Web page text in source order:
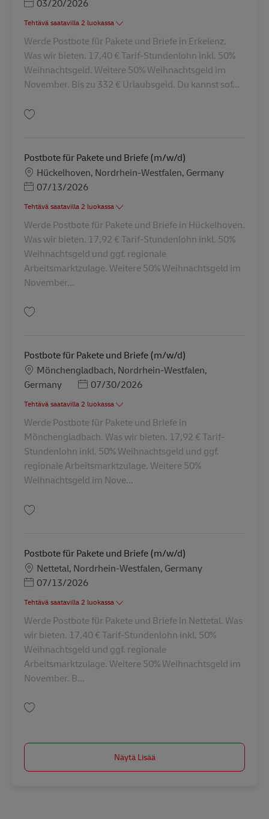
03/20/2026
Tehtävä saatavilla 2 luokassa
Werde Postbote für Pakete und Briefe in Erkelenz.
Was wir bieten. 17,40 € Tarif-Stundenlohn inkl. 50%
Weihnachtsgeld. Weitere 50% Weihnachtsgeld im
November. Bis zu 332 € Urlaubsgeld. Du kannst sof...
Postbote für Pakete und Briefe (m/w/d)
SijaintiHückelhoven, Nordrhein-Westfalen, Germany
Posted Date
07/13/2026
Tehtävä saatavilla 2 luokassa
Werde Postbote für Pakete und Briefe in Hückelhoven.
Was wir bieten. 17,92 € Tarif-Stundenlohn inkl. 50%
Weihnachtsgeld und ggf. regionale
Arbeitsmarktzulage. Weitere 50% Weihnachtsgeld im
November...
Postbote für Pakete und Briefe (m/w/d)
SijaintiMönchengladbach, Nordrhein-Westfalen,
Germany
Posted Date
07/30/2026
Tehtävä saatavilla 2 luokassa
Werde Postbote für Pakete und Briefe in
Mönchengladbach. Was wir bieten. 17,92 € Tarif-
Stundenlohn inkl. 50% Weihnachtsgeld und ggf.
regionale Arbeitsmarktzulage. Weitere 50%
Weihnachtsgeld im Nove...
Postbote für Pakete und Briefe (m/w/d)
SijaintiNettetal, Nordrhein-Westfalen, Germany
Posted Date
07/13/2026
Tehtävä saatavilla 2 luokassa
Werde Postbote für Pakete und Briefe in Nettetal. Was
wir bieten. 17,40 € Tarif-Stundenlohn inkl. 50%
Weihnachtsgeld und ggf. regionale
Arbeitsmarktzulage. Weitere 50% Weihnachtsgeld im
November. B...
Näytä Lisää